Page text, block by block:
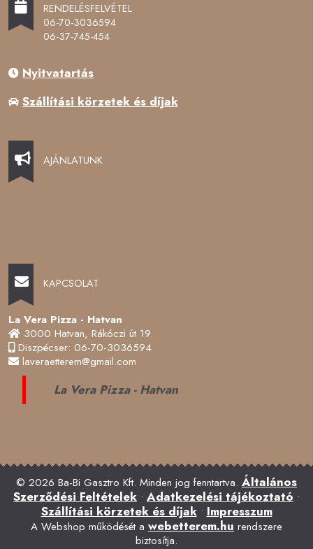
RENDELÉSFELVÉTEL
06-70-3036594
06-37-745-454
Nyitvatartás
Szállítási körzetek és díjak
AJÁNLATUNK
KAPCSOLAT
La Vera Pizza - Hatvan
3000 Hatvan, Rákóczi út 19.
Diszpécser: 06-70-3036594
laveraetterem@gmail.com
La Vera Pizza - Hatvan
© 2026 Ba-Bi Gasztro Kft. Minden jog fenntartva. Általános
Szerződési Feltételek • Adatkezelési tájékoztató •
Szállítási körzetek és díjak• Impresszum
A Webshop működését a webetterem.hu rendszere
biztosítja.